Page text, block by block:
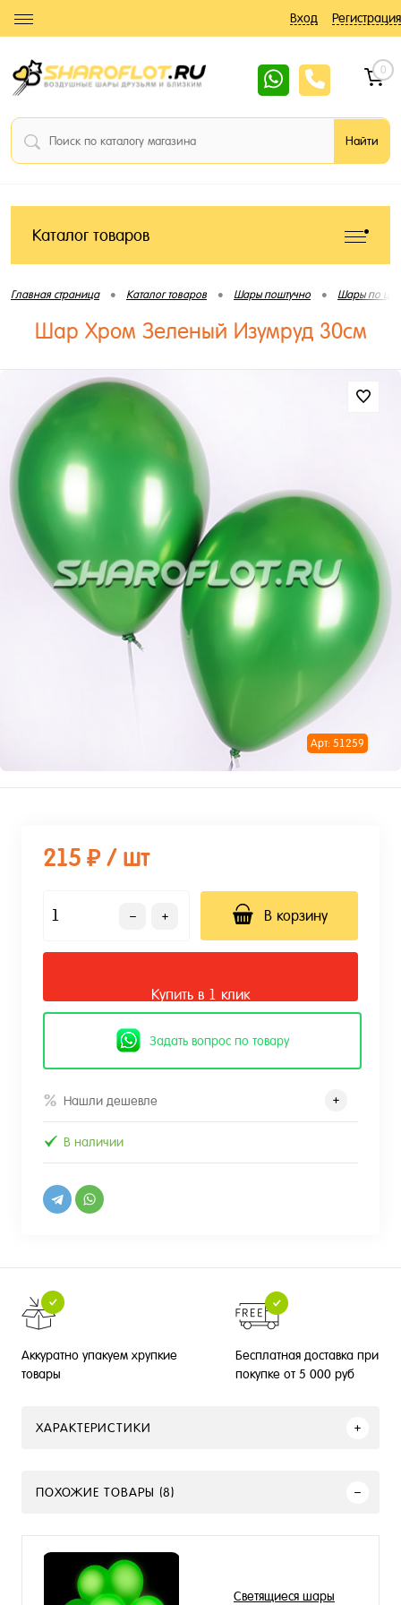
Вход Регистрация
0
Каталог товаров
Главная страница • Каталог товаров • Шары поштучно • Шары по
Шар Хром Зеленый Изумруд 30см
Арт: 51259
215 ₽ / шт
В корзину
Купить в 1 клик
Задать вопрос по товару
Нашли дешевле
В наличии
Аккуратно упакуем хрупкие
товары
Бесплатная доставка при
покупке от 5 000 руб
ХАРАКТЕРИСТИКИ
ПОХОЖИЕ ТОВАРЫ (8)
Светящиеся шары